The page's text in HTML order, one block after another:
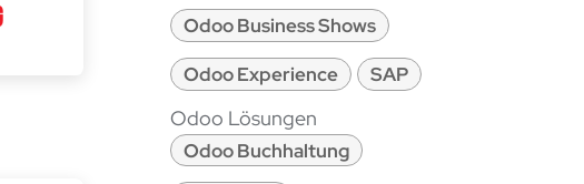
Odoo Business Shows
Odoo Experience
SAP
Odoo Lösungen
Odoo Buchhaltung